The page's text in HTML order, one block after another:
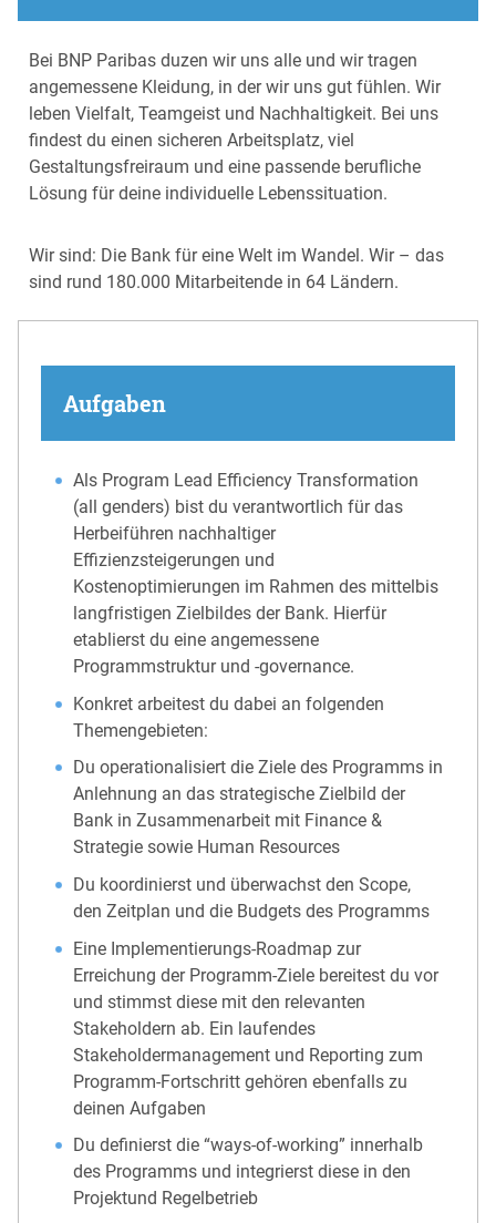
Bei BNP Paribas duzen wir uns alle und wir tragen
angemessene Kleidung, in der wir uns gut fühlen. Wir
leben Vielfalt, Teamgeist und Nachhaltigkeit. Bei uns
findest du einen sicheren Arbeitsplatz, viel
Gestaltungsfreiraum und eine passende berufliche
Lösung für deine individuelle Lebenssituation.
Wir sind: Die Bank für eine Welt im Wandel. Wir – das
sind rund 180.000 Mitarbeitende in 64 Ländern.
Aufgaben
Als Program Lead Efficiency Transformation
(all genders) bist du verantwortlich für das
Herbeiführen nachhaltiger
Effizienzsteigerungen und
Kostenoptimierungen im Rahmen des mittelbis
langfristigen Zielbildes der Bank. Hierfür
etablierst du eine angemessene
Programmstruktur und -governance.
Konkret arbeitest du dabei an folgenden
Themengebieten:
Du operationalisiert die Ziele des Programms in
Anlehnung an das strategische Zielbild der
Bank in Zusammenarbeit mit Finance &
Strategie sowie Human Resources
Du koordinierst und überwachst den Scope,
den Zeitplan und die Budgets des Programms
Eine Implementierungs-Roadmap zur
Erreichung der Programm-Ziele bereitest du vor
und stimmst diese mit den relevanten
Stakeholdern ab. Ein laufendes
Stakeholdermanagement und Reporting zum
Programm-Fortschritt gehören ebenfalls zu
deinen Aufgaben
Du definierst die “ways-of-working” innerhalb
des Programms und integrierst diese in den
Projektund Regelbetrieb